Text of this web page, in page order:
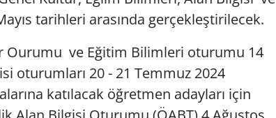
tarihleri arasında gerçekleştirilecek.
Ourumu ve Eğitim Bilimleri oturumu 14
oturumları 20 - 21 Temmuz 2024
katılacak öğretmen adayları için